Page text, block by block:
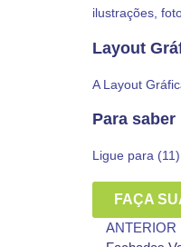
ilustrações,
Layout
A Layout
Para
Ligue para
FAÇA
ANTERIOR